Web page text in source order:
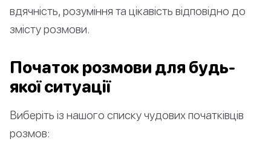
вдячність, розуміння та цікавість відповідно до
змісту розмови.
Початок розмови для будь-
якої ситуації
Виберіть із нашого списку чудових початківців
розмов: